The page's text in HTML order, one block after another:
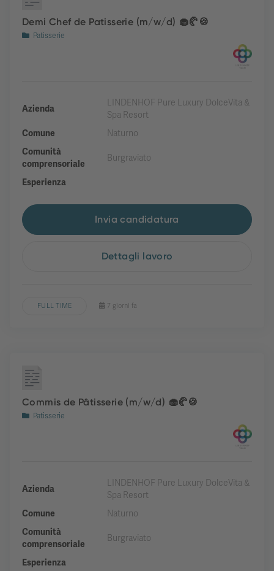
Demi Chef de Patisserie (m/w/d) 🧁🥐🍪
Patisserie
Azienda
LINDENHOF Pure Luxury DolceVita &
Spa Resort
Comune
Naturno
Comunità
comprensoriale
Burgraviato
Esperienza
Invia candidatura
Dettagli lavoro
FULL TIME 7 giorni fa
Commis de Pâtisserie (m/w/d) 🧁🥐🍪
Patisserie
Azienda
LINDENHOF Pure Luxury DolceVita &
Spa Resort
Comune
Naturno
Comunità
comprensoriale
Burgraviato
Esperienza